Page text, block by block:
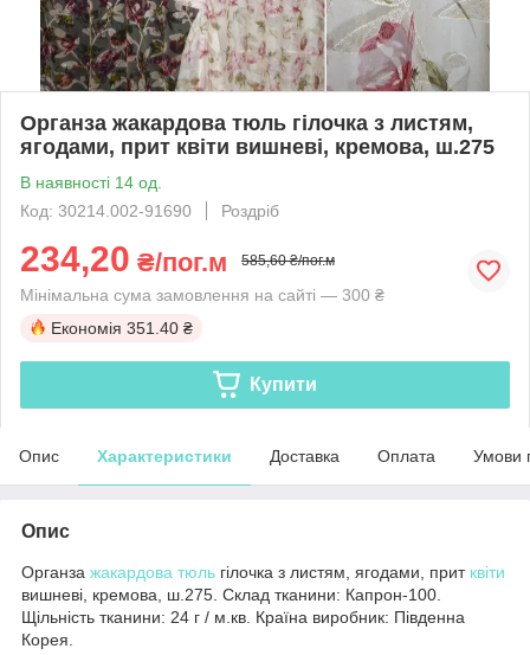
Органза жакардова тюль гілочка з листям,
ягодами, прит квіти вишневі, кремова, ш.275
В наявності 14 од.
Код: 30214.002-91690
Роздріб
234,20 ₴/пог.м 585,60 ₴/пог.м
Мінімальна сума замовлення на сайті — 300 ₴
Економія 351.40 ₴
Купити
Опис Характеристики Доставка Оплата Умови
Опис
Органза жакардова тюль гілочка з листям, ягодами, прит квіти
вишневі, кремова, ш.275. Склад тканини: Капрон-100.
Щільність тканини: 24 г / м.кв. Країна виробник: Південна
Корея.